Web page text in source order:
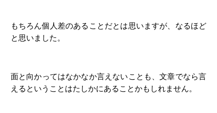
もちろん個人差のあることだとは思いますが、なるほど
と思いました。
面と向かってはなかなか言えないことも、文章でなら言
えるということはたしかにあることかもしれません。